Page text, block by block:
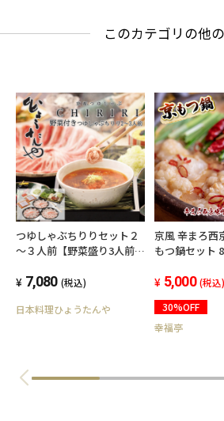
このカテゴリの他
つゆしゃぶちりりセット２
～３人前【野菜盛り3人前付
7,080 (税込)
日本料理ひょうたんや
京風 辛まろ西
もつ鍋セット 800g
い味スープ 薬
5,000 (税込)
30%OFF
幸福亭